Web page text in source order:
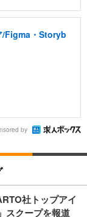
/Figma・Storyb
by
社トップアイ
スクープを報道